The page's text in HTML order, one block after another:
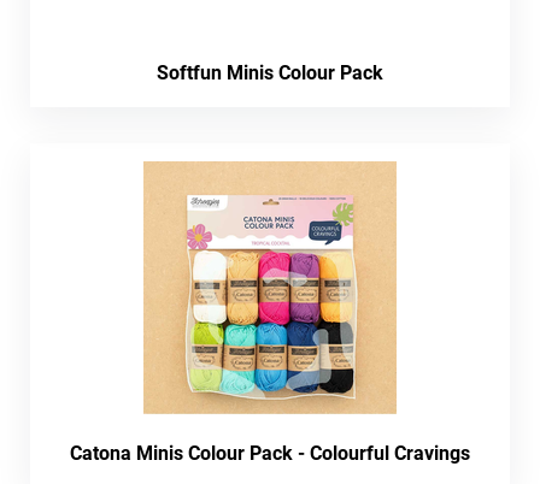
Softfun Minis Colour Pack
Catona Minis Colour Pack - Colourful Cravings